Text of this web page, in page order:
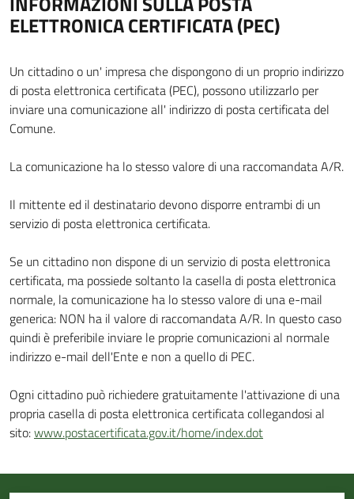
ELETTRONICA CERTIFICATA (PEC)
Un cittadino o un' impresa che dispongono di un proprio indirizzo
di posta elettronica certificata (PEC), possono utilizzarlo per
inviare una comunicazione all' indirizzo di posta certificata del
Comune.
La comunicazione ha lo stesso valore di una raccomandata A/R.
Il mittente ed il destinatario devono disporre entrambi di un
servizio di posta elettronica certificata.
Se un cittadino non dispone di un servizio di posta elettronica
certificata, ma possiede soltanto la casella di posta elettronica
normale, la comunicazione ha lo stesso valore di una e-mail
generica: NON ha il valore di raccomandata A/R. In questo caso
quindi è preferibile inviare le proprie comunicazioni al normale
indirizzo e-mail dell'Ente e non a quello di PEC.
Ogni cittadino può richiedere gratuitamente l'attivazione di una
propria casella di posta elettronica certificata collegandosi al
sito:www.postacertificata.gov.it/home/index.dot